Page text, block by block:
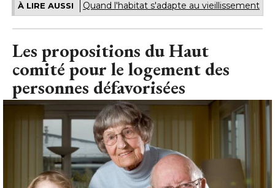
À LIRE AUSSI Quand l'habitat s'adapte au vieillissement
Les propositions du Haut
comité pour le logement des
personnes défavorisées